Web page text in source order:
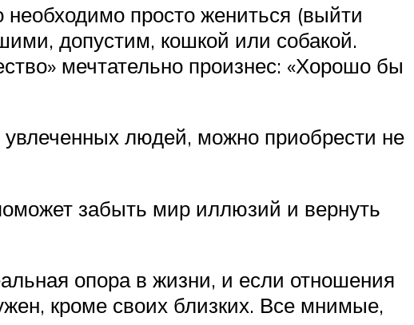
просто жениться (выйти
допустим, кошкой или собакой.
мечтательно произнес: «Хорошо бы
людей, можно приобрести не
забыть мир иллюзий и вернуть
опора в жизни, и если отношения
кроме своих близких. Все мнимые,